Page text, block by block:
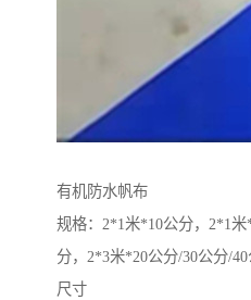
有机防水帆布
规格：2*1米*10公分，2*1
分，2*3米*20公分/30公分/
尺寸